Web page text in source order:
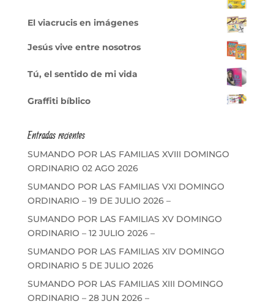
El viacrucis en imágenes
Jesús vive entre nosotros
Tú, el sentido de mi vida
Graffiti bíblico
Entradas recientes
SUMANDO POR LAS FAMILIAS XVIII DOMINGO
ORDINARIO 02 AGO 2026
SUMANDO POR LAS FAMILIAS VXI DOMINGO
ORDINARIO – 19 DE JULIO 2026 –
SUMANDO POR LAS FAMILIAS XV DOMINGO
ORDINARIO – 12 JULIO 2026 –
SUMANDO POR LAS FAMILIAS XIV DOMINGO
ORDINARIO 5 DE JULIO 2026
SUMANDO POR LAS FAMILIAS XIII DOMINGO
ORDINARIO – 28 JUN 2026 –